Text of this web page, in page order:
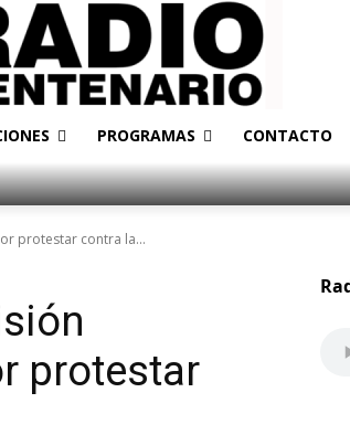
PROGRAMAS CONTACTO
protestar contra la...
protestar